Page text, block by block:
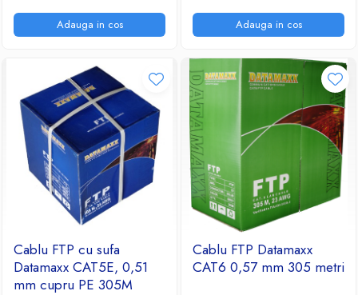
VentilatoareAdauga in cos Adauga in cos
Cablu FTP cu sufa
Datamaxx CAT5E, 0,51
mm cupru PE 305M
Cablu FTP Datamaxx
CAT6 0,57 mm 305 metri